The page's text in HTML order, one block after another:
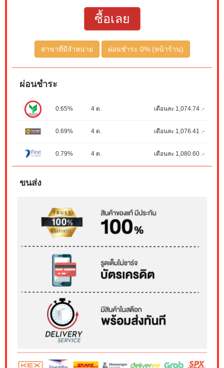
ซื้อเลย
สาขาที่มีจำหน่าย ผ่อนชำระ 0% (หน้าร้าน)
ผ่อนชำระ
0.65% 4 ด. เดือนละ 1,074.74 .-
0.69% 4 ด. เดือนละ 1,076.41 .-
0.79% 4 ด. เดือนละ 1,080.60 .-
ขนส่ง